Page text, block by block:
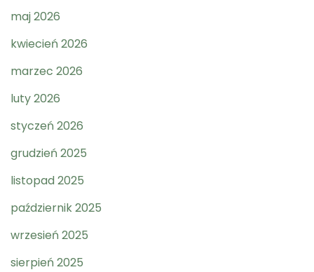
maj 2026
kwiecień 2026
marzec 2026
luty 2026
styczeń 2026
grudzień 2025
listopad 2025
październik 2025
wrzesień 2025
sierpień 2025